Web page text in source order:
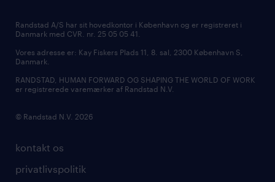
kontakt os
privatlivspolitik
Randstad A/S har sit hovedkontor i København og er registreret i
Danmark med CVR. nr. 25 05 05 41.
Vores adresse er: Kay Fiskers Plads 11, 8. sal, 2300 København S,
Danmark.
RANDSTAD, HUMAN FORWARD OG SHAPING THE WORLD OF WORK
er registrerede varemærker af Randstad N.V.
© Randstad N.V. 2026